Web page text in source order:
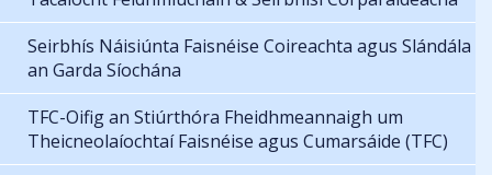
Seirbhís Náisiúnta Faisnéise Coireachta agus Slándála
an Garda Síochána
TFC-Oifig an Stiúrthóra Fheidhmeannaigh um
Theicneolaíochtaí Faisnéise agus Cumarsáide (TFC)